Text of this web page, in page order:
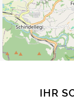
IHR